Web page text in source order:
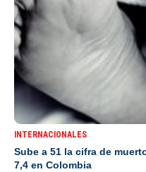
INTERNACIONALES
Sube a 51 la cifra de
7,4 en Colombia